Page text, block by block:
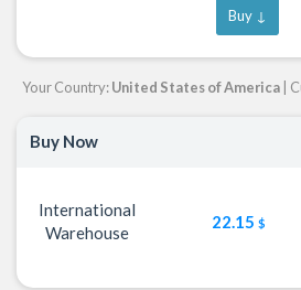
Buy ↓
Your Country:United States of America|
Buy Now
International
Warehouse
22.15 $